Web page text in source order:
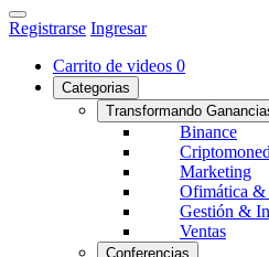
Registrarse Ingresar
Carrito de videos 0
Categorias
Transformando
Binance
Marketing
Ofimática &
Gestión &
Ventas
Conferencias